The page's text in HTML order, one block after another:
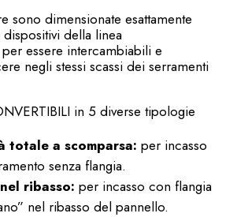
sono dimensionate esattamente
della linea
essere intercambiabili e
negli stessi scassi dei serramenti
in 5 diverse tipologie
totale a scomparsa: per incasso
senza flangia.
ribasso: per incasso con flangia
nel ribasso del pannello.